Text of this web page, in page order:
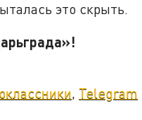
это скрыть.
Telegram